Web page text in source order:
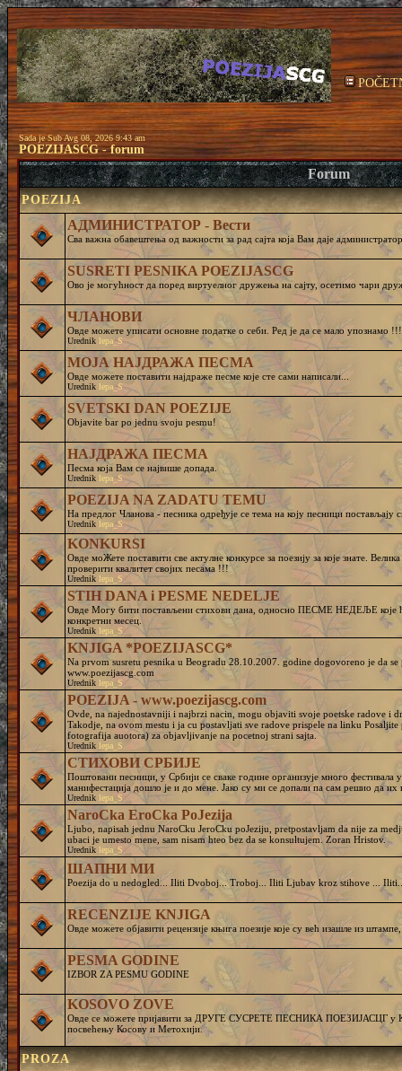
Sada je Sub Avg 08, 2026 9:43 am
POEZIJASCG - forum
Forum
POEZIJA
АДМИНИСТРАТОР - Вести
Сва важна обавештења од важности за рад сајта која Вам даје
SUSRETI PESNIKA POEZIJASCG
Ово је могућност да поред виртуелног дружења на сајту, осетимо
ЧЛАНОВИ
Овде можете уписати основне податке о себи. Ред је да се мало упознамо !!!
Urednik lepa_S
МОЈА НАЈДРАЖА ПЕСМА
Овде можете поставити најдраже песме које сте сами написали...
Urednik lepa_S
SVETSKI DAN POEZIJE
Objavite bar po jednu svoju pesmu!
НАЈДРАЖА ПЕСМА
Песма која Вам се највише допада.
Urednik lepa_S
POEZIJA NA ZADATU TEMU
На предлог Чланова - песника одређује се тема на коју песници
Urednik lepa_S
KONKURSI
Овде моЖете поставити све актулне конкурсе за поезију за које знате.
проверити квалитет својих песама !!!
Urednik lepa_S
STIH DANA i PESME NEDELJE
Овде Могу бити постављени стихови дана, односно ПЕСМЕ НЕДЕЉЕ које
конкретни месец.
Urednik lepa_S
KNJIGA *POEZIJASCG*
Na prvom susretu pesnika u Beogradu 28.10.2007. godine dogovoreno je da
www.poezijascg.com
Urednik lepa_S
POEZIJA - www.poezijascg.com
Ovde, na najednostavniji i najbrzi nacin, mogu objaviti svoje poetske radove i
Takodje, na ovom mestu i ja cu postavljati sve radove prispele na linku
fotografija auotora) za objavljivanje na pocetnoj strani sajta.
Urednik lepa_S
СТИХОВИ СРБИЈЕ
Поштовани песници, у Србији се сваке године организује много фестивала
манифестација дошло је и до мене. Јако су ми се допали па сам решио да
Urednik lepa_S
NaroCka EroCka PoJezija
Ljubo, napisah jednu NaroCku JeroCku poJeziju, pretpostavljam da nije za
ubaci je umesto mene, sam nisam hteo bez da se konsultujem. Zoran Hristov.
Urednik lepa_S
ШАПНИ МИ
Poezija do u nedogled... Iliti Dvoboj... Troboj... Iliti Ljubav kroz stihove ...
RECENZIJE KNJIGA
Овде можете објавити рецензије књига поезије које су већ изашле из
PESMA GODINE
IZBOR ZA PESMU GODINE
KOSOVO ZOVE
Овде се можете пријавити за ДРУГЕ СУСРЕТЕ ПЕСНИКА ПОЕЗИЈАСЦГ у
посвећењу Косову и Метохији.
PROZA